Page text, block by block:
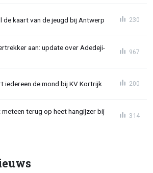
kaart van de jeugd bij Antwerp 230
aan: update over Adedeji-
967
iedereen de mond bij KV Kortrijk 200
meteen terug op heet hangijzer bij
314